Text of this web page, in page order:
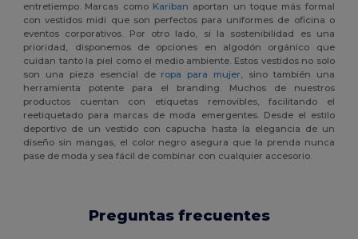
entretiempo. Marcas como Kariban aportan un toque más formal
con vestidos midi que son perfectos para uniformes de oficina o
eventos corporativos. Por otro lado, si la sostenibilidad es una
prioridad, disponemos de opciones en algodón orgánico que
cuidan tanto la piel como el medio ambiente. Estos vestidos no solo
son una pieza esencial de ropa para mujer, sino también una
herramienta potente para el branding. Muchos de nuestros
productos cuentan con etiquetas removibles, facilitando el
reetiquetado para marcas de moda emergentes. Desde el estilo
deportivo de un vestido con capucha hasta la elegancia de un
diseño sin mangas, el color negro asegura que la prenda nunca
pase de moda y sea fácil de combinar con cualquier accesorio.
Preguntas frecuentes